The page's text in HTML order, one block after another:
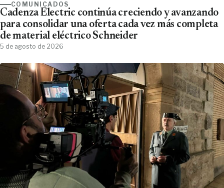
COMUNICADOS
Cadenza Electric continúa creciendo y avanzando
para consolidar una oferta cada vez más completa
de material eléctrico Schneider
5 de agosto de 2026